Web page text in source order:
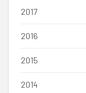
2017
2016
2015
2014